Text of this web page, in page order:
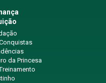
da Princesa